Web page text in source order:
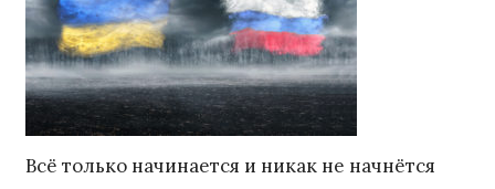
Всё только начинается и никак не начнётся